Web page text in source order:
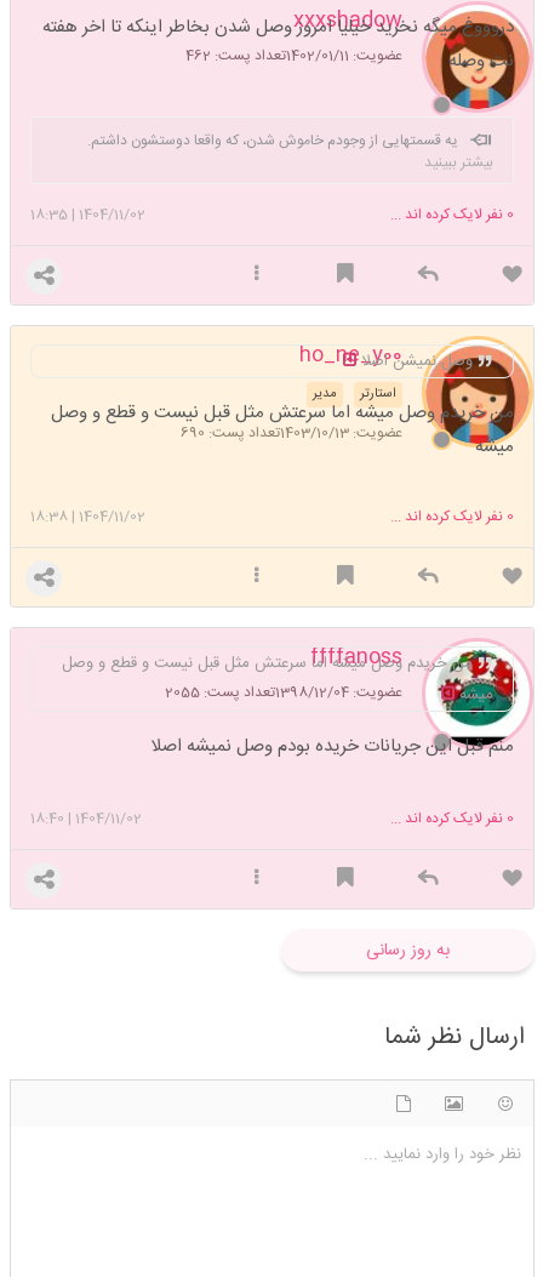
xxxshadow
عضویت: 1402/01/11 تعداد پست: 462
دروووغ میگه نخرید خیلیا امروز وصل شدن بخاطر اینکه تا اخر هفته
نت وصله
یه قسمتهایی از وجودم خاموش شدن، که واقعا دوستشون داشتم.
متاسفم برای خودم که نتونستم ازشون در برابر بزرگسالی محافظت کنم.
بیشتر ببینید
1404/11/02
|
18:35 0 نفر لایک کرده اند ...
ho_ne_y00
مدیر استارتر
عضویت: 1403/10/13 تعداد پست: 690
وصل نمیشن اصلا
من خریدم وصل میشه اما سرعتش مثل قبل نیست و قطع و وصل
میشه
1404/11/02
|
18:38 0 نفر لایک کرده اند ...
ffffanoss
عضویت: 1398/12/04 تعداد پست: 2055
من خریدم وصل میشه اما سرعتش مثل قبل نیست و قطع و وصل
میشه
منم قبل این جریانات خریده بودم وصل نمیشه اصلا
1404/11/02
|
18:40 0 نفر لایک کرده اند ...
به روز رسانی
ارسال نظر شما
نظر خود را وارد نمایید ...